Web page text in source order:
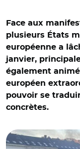
Face aux
plusieurs États
européenne a
janvier,
également
européen
pouvoir se
concrètes.
©